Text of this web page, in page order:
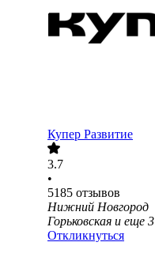
Купер Развитие
3.7
•
5185 отзывов
Нижний Новгород
Горьковская и еще 3
Откликнуться